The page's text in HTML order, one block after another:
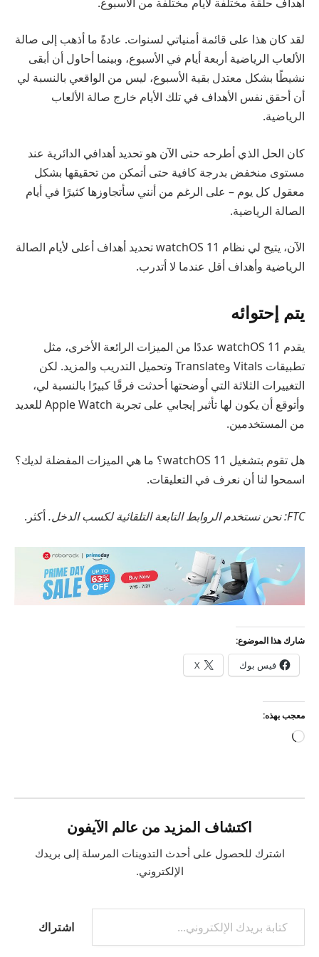
لقد كان هذا على قائمة أمنياتي لسنوات. عادةً ما أذهب إلى صالة
الألعاب الرياضية أربعة أيام في الأسبوع، وبينما أحاول أن أبقى
نشيطًا بشكل معتدل بقية الأسبوع، ليس من الواقعي بالنسبة لي
أن أحقق نفس الأهداف في تلك الأيام خارج صالة الألعاب
الرياضية.
كان الحل الذي أطرحه حتى الآن هو تحديد أهدافي الدائرية عند
مستوى منخفض بدرجة كافية حتى أتمكن من تحقيقها بشكل
معقول كل يوم – على الرغم من أنني سأتجاوزها كثيرًا في أيام
الصالة الرياضية.
الآن، يتيح لي نظام watchOS 11 تحديد أهداف أعلى لأيام الصالة
الرياضية وأهداف أقل عندما لا أتدرب.
يتم إحتوائه
يقدم watchOS 11 عددًا من الميزات الرائعة الأخرى، مثل
تطبيقات Vitals وTranslate وتحميل التدريب والمزيد. لكن
التغييرات الثلاثة التي أوضحتها أحدثت فرقًا كبيرًا بالنسبة لي،
وأتوقع أن يكون لها تأثير إيجابي على تجربة Apple Watch للعديد
من المستخدمين.
هل تقوم بتشغيل watchOS 11؟ ما هي الميزات المفضلة لديك؟
اسمحوا لنا أن نعرف في التعليقات.
FTC: نحن نستخدم الروابط التابعة التلقائية لكسب الدخل. أكثر.
شارك هذا الموضوع:
فيس بوك X
معجب بهذه:
جاري
اكتشاف المزيد من عالم الآيفون
اشترك للحصول على أحدث التدوينات المرسلة إلى بريدك
الإلكتروني.
كتابة بريدك الإلكتروني...
اشتراك